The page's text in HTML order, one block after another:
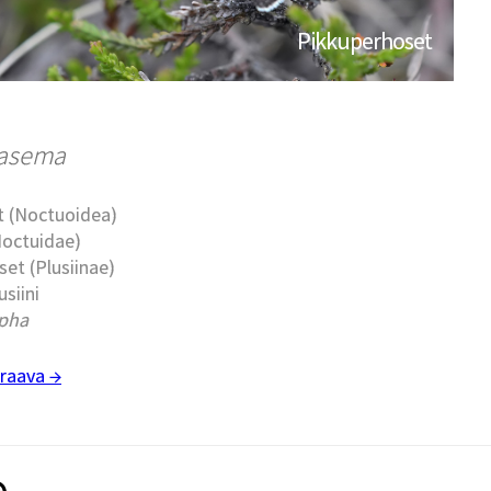
Pikkuperhoset
(Noctuoidea)
(Plusiinae)
→